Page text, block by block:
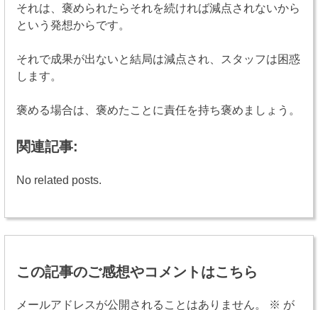
それは、褒められたらそれを続ければ減点されないから
という発想からです。
それで成果が出ないと結局は減点され、スタッフは困惑
します。
褒める場合は、褒めたことに責任を持ち褒めましょう。
関連記事:
No related posts.
ナ
ビ
この記事のご感想やコメントはこちら
メールアドレスが公開されることはありません。 ※ が